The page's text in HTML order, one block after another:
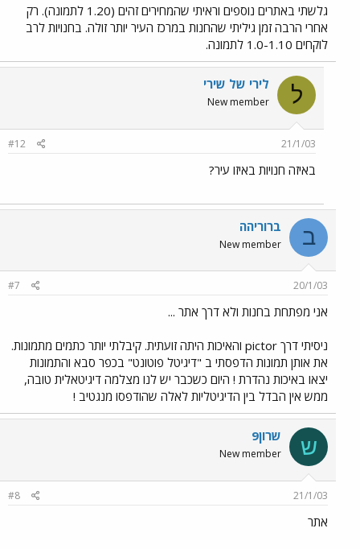
גלשתי באתרים נוספים וראיתי שהמחירים זהים (1.20 לתמונה). רק
אחרי הרבה זמן גיליתי שהחנות במרכז העיר יותר זולה. בחנויות לרב
לוקחים 1.0-1.10 לתמונה.
ל לירי של שירי
New member
21/1/03
#12
באיזה חנויות באיזו עיר?
ב ברוריהה
New member
20/1/03
#7
אני מפתחת בחנות ולא דרך אתר ...
ניסיתי דרך pictor והאיכות היתה זועתית. קיבלתי יותר כתמים מתמונות.
את אותן תמונות הדפסתי ב "דיגיטל פוטונט" בכפר סבא והתמונות
יצאו באיכות נהדרת ! היום כשכבר יש לנו מצלמה דיגיטאלית טובה,
ממש אין הבדל בין הדיגיטליות לאלה שהודפסו מנגטיב !
ש שרון9
New member
21/1/03
#8
אתר